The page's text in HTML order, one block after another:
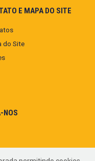
E MAPA DO SITE
do Site
NOS